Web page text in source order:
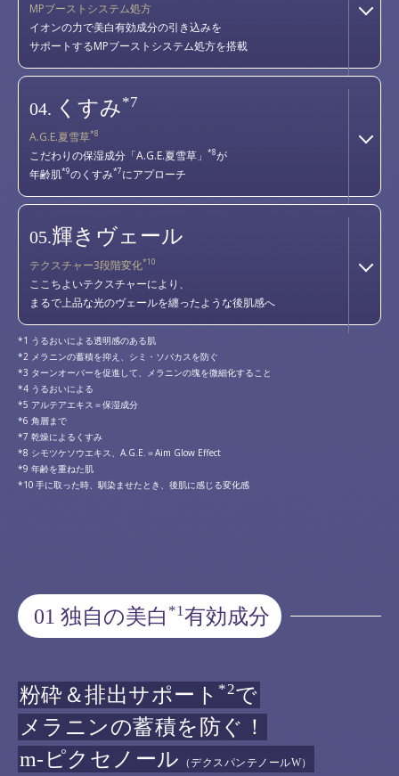
MPブーストシステム処方
イオンの力で美白有効成分の引き込みを
サポートするMPブーストシステム処方を搭載
04. くすみ*7
A.G.E.夏雪草*8
こだわりの保湿成分「A.G.E.夏雪草」 *8が
年齢肌*9のくすみ*7にアプローチ
05.輝きヴェール
テクスチャー3段階変化*10
ここちよいテクスチャーにより、
まるで上品な光のヴェールを纏ったような後肌感へ
うるおいによる透明感のある肌
メラニンの蓄積を抑え、シミ・ソバカスを防ぐ
ターンオーバーを促進して、メラニンの塊を微細化すること
うるおいによる
アルテアエキス＝保湿成分
角層まで
乾燥によるくすみ
シモツケソウエキス、A.G.E.＝Aim Glow Effect
年齢を重ねた肌
手に取った時、馴染ませたとき、後肌に感じる変化感
01 独自の美白 *1有効成分
粉砕＆排出サポート *2で
メラニンの蓄積を防ぐ！
m-ピクセノール
（デクスパンテノールW）